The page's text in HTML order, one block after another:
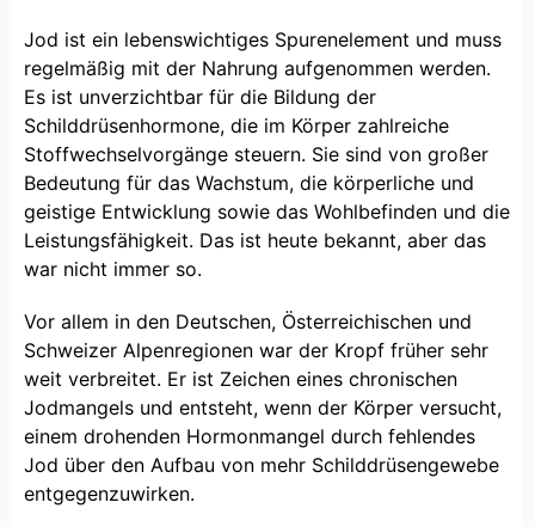
Jod ist ein lebenswichtiges Spurenelement und muss
regelmäßig mit der Nahrung aufgenommen werden.
Es ist unverzichtbar für die Bildung der
Schilddrüsenhormone, die im Körper zahlreiche
Stoffwechselvorgänge steuern. Sie sind von großer
Bedeutung für das Wachstum, die körperliche und
geistige Entwicklung sowie das Wohlbefinden und die
Leistungsfähigkeit. Das ist heute bekannt, aber das
war nicht immer so.
Vor allem in den Deutschen, Österreichischen und
Schweizer Alpenregionen war der Kropf früher sehr
weit verbreitet. Er ist Zeichen eines chronischen
Jodmangels und entsteht, wenn der Körper versucht,
einem drohenden Hormonmangel durch fehlendes
Jod über den Aufbau von mehr Schilddrüsengewebe
entgegenzuwirken.